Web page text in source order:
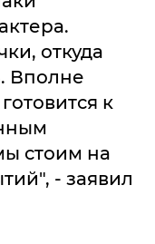
откуда
Вполне
к
стоим на
- заявил